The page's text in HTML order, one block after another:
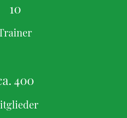
10
400